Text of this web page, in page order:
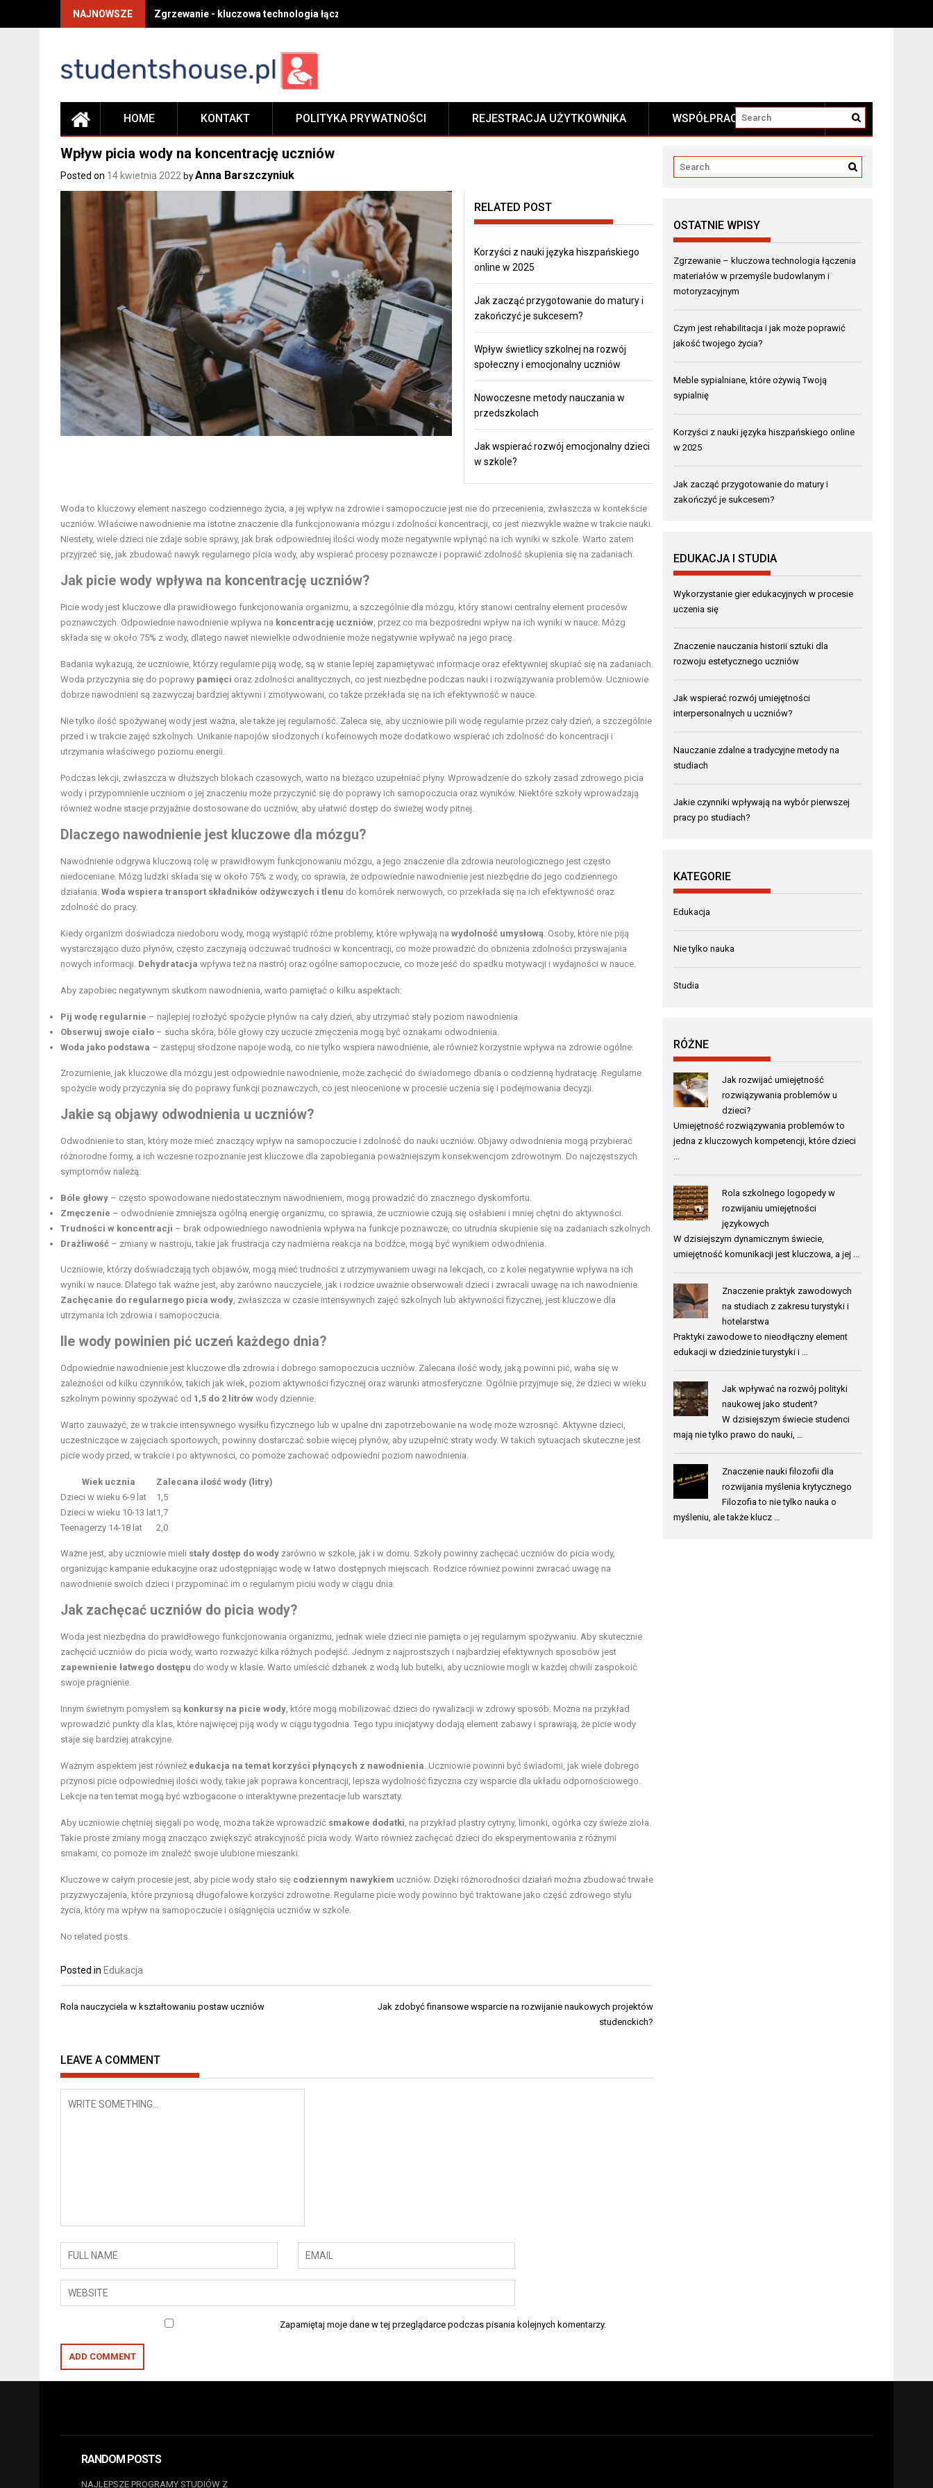
NAJNOWSZE Zgrzewanie - kluczowa technologia łączenia materiałów w przemyśle budowlanym i motoryzacyjnym
HOME KONTAKT POLITYKA PRYWATNOŚCI REJESTRACJA UŻYTKOWNIKA WSPÓŁPRACA I KONTAKT
Wpływ picia wody na koncentrację uczniów
Posted on 14 kwietnia 2022 by Anna Barszczyniuk
RELATED POST
Korzyści z nauki języka hiszpańskiego
online w 2025
Jak zacząć przygotowanie do matury i
zakończyć je sukcesem?
Wpływ świetlicy szkolnej na rozwój
społeczny i emocjonalny uczniów
Nowoczesne metody nauczania w
przedszkolach
Jak wspierać rozwój emocjonalny dzieci
w szkole?
Woda to kluczowy element naszego codziennego życia, a jej wpływ na zdrowie i samopoczucie jest nie do przecenienia, zwłaszcza w kontekście
uczniów. Właściwe nawodnienie ma istotne znaczenie dla funkcjonowania mózgu i zdolności koncentracji, co jest niezwykle ważne w trakcie nauki.
Niestety, wiele dzieci nie zdaje sobie sprawy, jak brak odpowiedniej ilości wody może negatywnie wpłynąć na ich wyniki w szkole. Warto zatem
przyjrzeć się, jak zbudować nawyk regularnego picia wody, aby wspierać procesy poznawcze i poprawić zdolność skupienia się na zadaniach.
Jak picie wody wpływa na koncentrację uczniów?
Picie wody jest kluczowe dla prawidłowego funkcjonowania organizmu, a szczególnie dla mózgu, który stanowi centralny element procesów
poznawczych. Odpowiednie nawodnienie wpływa na koncentrację uczniów , przez co ma bezpośredni wpływ na ich wyniki w nauce. Mózg
składa się w około 75% z wody, dlatego nawet niewielkie odwodnienie może negatywnie wpływać na jego pracę.
Badania wykazują, że uczniowie, którzy regularnie piją wodę, są w stanie lepiej zapamiętywać informacje oraz efektywniej skupiać się na zadaniach.
Woda przyczynia się do poprawy pamięci oraz zdolności analitycznych, co jest niezbędne podczas nauki i rozwiązywania problemów. Uczniowie
dobrze nawodnieni są zazwyczaj bardziej aktywni i zmotywowani, co także przekłada się na ich efektywność w nauce.
Nie tylko ilość spożywanej wody jest ważna, ale także jej regularność. Zaleca się, aby uczniowie pili wodę regularnie przez cały dzień, a szczególnie
przed i w trakcie zajęć szkolnych. Unikanie napojów słodzonych i kofeinowych może dodatkowo wspierać ich zdolność do koncentracji i
utrzymania właściwego poziomu energii.
Podczas lekcji, zwłaszcza w dłuższych blokach czasowych, warto na bieżąco uzupełniać płyny. Wprowadzenie do szkoły zasad zdrowego picia
wody i przypomnienie uczniom o jej znaczeniu może przyczynić się do poprawy ich samopoczucia oraz wyników. Niektóre szkoły wprowadzają
również wodne stacje przyjaźnie dostosowane do uczniów, aby ułatwić dostęp do świeżej wody pitnej.
Dlaczego nawodnienie jest kluczowe dla mózgu?
Nawodnienie odgrywa kluczową rolę w prawidłowym funkcjonowaniu mózgu, a jego znaczenie dla zdrowia neurologicznego jest często
niedoceniane. Mózg ludzki składa się w około 75% z wody, co sprawia, że odpowiednie nawodnienie jest niezbędne do jego codziennego
działania. Woda wspiera transport składników odżywczych i tlenu do komórek nerwowych, co przekłada się na ich efektywność oraz
zdolność do pracy.
Kiedy organizm doświadcza niedoboru wody, mogą wystąpić różne problemy, które wpływają na wydolność umysłową . Osoby, które nie piją
wystarczająco dużo płynów, często zaczynają odczuwać trudności w koncentracji, co może prowadzić do obniżenia zdolności przyswajania
nowych informacji. Dehydratacja wpływa też na nastrój oraz ogólne samopoczucie, co może jeść do spadku motywacji i wydajności w nauce.
Aby zapobiec negatywnym skutkom nawodnienia, warto pamiętać o kilku aspektach:
Pij wodę regularnie – najlepiej rozłożyć spożycie płynów na cały dzień, aby utrzymać stały poziom nawodnienia.
Obserwuj swoje ciało – sucha skóra, bóle głowy czy uczucie zmęczenia mogą być oznakami odwodnienia.
Woda jako podstawa – zastępuj słodzone napoje wodą, co nie tylko wspiera nawodnienie, ale również korzystnie wpływa na zdrowie ogólne.
Zrozumienie, jak kluczowe dla mózgu jest odpowiednie nawodnienie, może zachęcić do świadomego dbania o codzienną hydratację. Regularne
spożycie wody przyczynia się do poprawy funkcji poznawczych, co jest nieocenione w procesie uczenia się i podejmowania decyzji.
Jakie są objawy odwodnienia u uczniów?
Odwodnienie to stan, który może mieć znaczący wpływ na samopoczucie i zdolność do nauki uczniów. Objawy odwodnienia mogą przybierać
różnorodne formy, a ich wczesne rozpoznanie jest kluczowe dla zapobiegania poważniejszym konsekwencjom zdrowotnym. Do najczęstszych
symptomów należą:
Bóle głowy – często spowodowane niedostatecznym nawodnieniem, mogą prowadzić do znacznego dyskomfortu.
Zmęczenie – odwodnienie zmniejsza ogólną energię organizmu, co sprawia, że uczniowie czują się osłabieni i mniej chętni do aktywności.
Trudności w koncentracji – brak odpowiedniego nawodnienia wpływa na funkcje poznawcze, co utrudnia skupienie się na zadaniach szkolnych.
Drażliwość – zmiany w nastroju, takie jak frustracja czy nadmierna reakcja na bodźce, mogą być wynikiem odwodnienia.
Uczniowie, którzy doświadczają tych objawów, mogą mieć trudności z utrzymywaniem uwagi na lekcjach, co z kolei negatywnie wpływa na ich
wyniki w nauce. Dlatego tak ważne jest, aby zarówno nauczyciele, jak i rodzice uważnie obserwowali dzieci i zwracali uwagę na ich nawodnienie.
Zachęcanie do regularnego picia wody , zwłaszcza w czasie intensywnych zajęć szkolnych lub aktywności fizycznej, jest kluczowe dla
utrzymania ich zdrowia i samopoczucia.
Ile wody powinien pić uczeń każdego dnia?
Odpowiednie nawodnienie jest kluczowe dla zdrowia i dobrego samopoczucia uczniów. Zalecana ilość wody, jaką powinni pić, waha się w
zależności od kilku czynników, takich jak wiek, poziom aktywności fizycznej oraz warunki atmosferyczne. Ogólnie przyjmuje się, że dzieci w wieku
szkolnym powinny spożywać od 1,5 do 2 litrów wody dziennie.
Warto zauważyć, że w trakcie intensywnego wysiłku fizycznego lub w upalne dni zapotrzebowanie na wodę może wzrosnąć. Aktywne dzieci,
uczestniczące w zajęciach sportowych, powinny dostarczać sobie więcej płynów, aby uzupełnić straty wody. W takich sytuacjach skuteczne jest
picie wody przed, w trakcie i po aktywności, co pomoże zachować odpowiedni poziom nawodnienia.
Wiek ucznia
Zalecana ilość wody (litry)
Dzieci w wieku 6-9 lat
1,5
Dzieci w wieku 10-13 lat1,7
Teenagerzy 14-18 lat
2,0
Ważne jest, aby uczniowie mieli stały dostęp do wody zarówno w szkole, jak i w domu. Szkoły powinny zachęcać uczniów do picia wody,
organizując kampanie edukacyjne oraz udostępniając wodę w łatwo dostępnych miejscach. Rodzice również powinni zwracać uwagę na
nawodnienie swoich dzieci i przypominać im o regularnym piciu wody w ciągu dnia.
Jak zachęcać uczniów do picia wody?
Woda jest niezbędna do prawidłowego funkcjonowania organizmu, jednak wiele dzieci nie pamięta o jej regularnym spożywaniu. Aby skutecznie
zachęcić uczniów do picia wody, warto rozważyć kilka różnych podejść. Jednym z najprostszych i najbardziej efektywnych sposobów jest
zapewnienie łatwego dostępu do wody w klasie. Warto umieścić dzbanek z wodą lub butelki, aby uczniowie mogli w każdej chwili zaspokoić
swoje pragnienie.
Innym świetnym pomysłem są konkursy na picie wody , które mogą mobilizować dzieci do rywalizacji w zdrowy sposób. Można na przykład
wprowadzić punkty dla klas, które najwięcej piją wody w ciągu tygodnia. Tego typu inicjatywy dodają element zabawy i sprawiają, że picie wody
staje się bardziej atrakcyjne.
Ważnym aspektem jest również edukacja na temat korzyści płynących z nawodnienia . Uczniowie powinni być świadomi, jak wiele dobrego
przynosi picie odpowiedniej ilości wody, takie jak poprawa koncentracji, lepsza wydolność fizyczna czy wsparcie dla układu odpornościowego.
Lekcje na ten temat mogą być wzbogacone o interaktywne prezentacje lub warsztaty.
Aby uczniowie chętniej sięgali po wodę, można także wprowadzić smakowe dodatki , na przykład plastry cytryny, limonki, ogórka czy świeże zioła.
Takie proste zmiany mogą znacząco zwiększyć atrakcyjność picia wody. Warto również zachęcać dzieci do eksperymentowania z różnymi
smakami, co pomoże im znaleźć swoje ulubione mieszanki.
Kluczowe w całym procesie jest, aby picie wody stało się codziennym nawykiem uczniów. Dzięki różnorodności działań można zbudować trwałe
przyzwyczajenia, które przyniosą długofalowe korzyści zdrowotne. Regularne picie wody powinno być traktowane jako część zdrowego stylu
życia, który ma wpływ na samopoczucie i osiągnięcia uczniów w szkole.
No related posts.
Posted in Edukacja
Nawigacja
Rola nauczyciela w kształtowaniu postaw uczniów
Jak zdobyć finansowe wsparcie na rozwijanie naukowych projektów
studenckich?
LEAVE A COMMENT
Zapamiętaj moje dane w tej przeglądarce podczas pisania kolejnych komentarzy.
OSTATNIE WPISY
Zgrzewanie – kluczowa technologia łączenia
materiałów w przemyśle budowlanym i
motoryzacyjnym
Czym jest rehabilitacja i jak może poprawić
jakość twojego życia?
Meble sypialniane, które ożywią Twoją
sypialnię
Korzyści z nauki języka hiszpańskiego online
w 2025
Jak zacząć przygotowanie do matury i
zakończyć je sukcesem?
EDUKACJA I STUDIA
Wykorzystanie gier edukacyjnych w procesie
uczenia się
Znaczenie nauczania historii sztuki dla
rozwoju estetycznego uczniów
Jak wspierać rozwój umiejętności
interpersonalnych u uczniów?
Nauczanie zdalne a tradycyjne metody na
studiach
Jakie czynniki wpływają na wybór pierwszej
pracy po studiach?
KATEGORIE
Edukacja
Nie tylko nauka
Studia
RÓŻNE
Jak rozwijać umiejętność
rozwiązywania problemów u
dzieci?
Umiejętność rozwiązywania problemów to
jedna z kluczowych kompetencji, które dzieci
Rola szkolnego logopedy w
rozwijaniu umiejętności
językowych
W dzisiejszym dynamicznym świecie,
umiejętność komunikacji jest kluczowa, a jej …
Znaczenie praktyk zawodowych
na studiach z zakresu turystyki i
hotelarstwa
Praktyki zawodowe to nieodłączny element
edukacji w dziedzinie turystyki i …
Jak wpływać na rozwój polityki
naukowej jako student?
W dzisiejszym świecie studenci
mają nie tylko prawo do nauki, …
Znaczenie nauki filozofii dla
rozwijania myślenia krytycznego
Filozofia to nie tylko nauka o
myśleniu, ale także klucz …
RANDOM POSTS
NAJLEPSZE PROGRAMY STUDIÓW Z